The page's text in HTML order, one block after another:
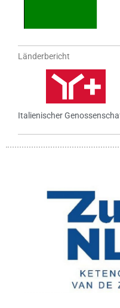
Länderbericht
Italienischer